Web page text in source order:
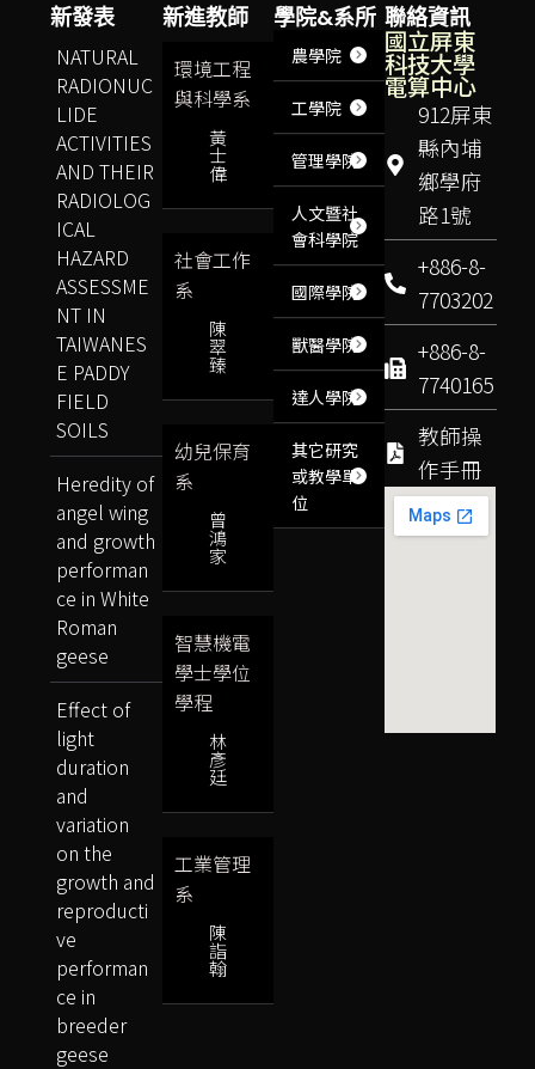
聯絡資訊
國立屏東
科技大學
電算中心
912屏東
縣內埔
鄉學府
路1號
+886-8-
7703202
+886-8-
7740165
教師操
作手冊
學院&系所
農學院
工學院
管理學院
人文暨社
會科學院
國際學院
獸醫學院
達人學院
其它研究
或教學單
位
新進教師
環境工程
與科學系
黃
士
偉
社會工作
系
陳
翠
臻
幼兒保育
系
曾
鴻
家
智慧機電
學士學位
學程
林
彥
廷
工業管理
系
陳
詣
翰
新發表
NATURAL
RADIONUC
LIDE
ACTIVITIES
AND THEIR
RADIOLOG
ICAL
HAZARD
ASSESSME
NT IN
TAIWANES
E PADDY
FIELD
SOILS
Heredity of
angel wing
and growth
performan
ce in White
Roman
geese
Effect of
light
duration
and
variation
on the
growth and
reproducti
ve
performan
ce in
breeder
geese